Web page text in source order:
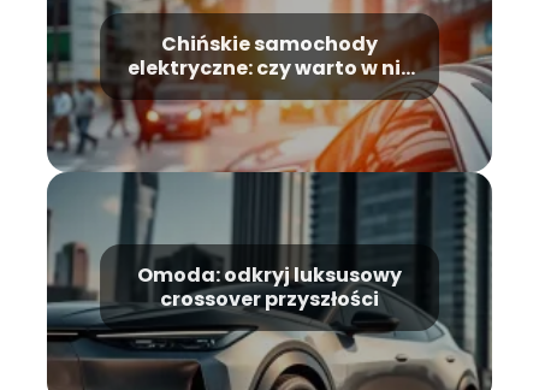
Chińskie samochody
elektryczne: czy warto w nie
inwestować?
Omoda: odkryj luksusowy
crossover przyszłości